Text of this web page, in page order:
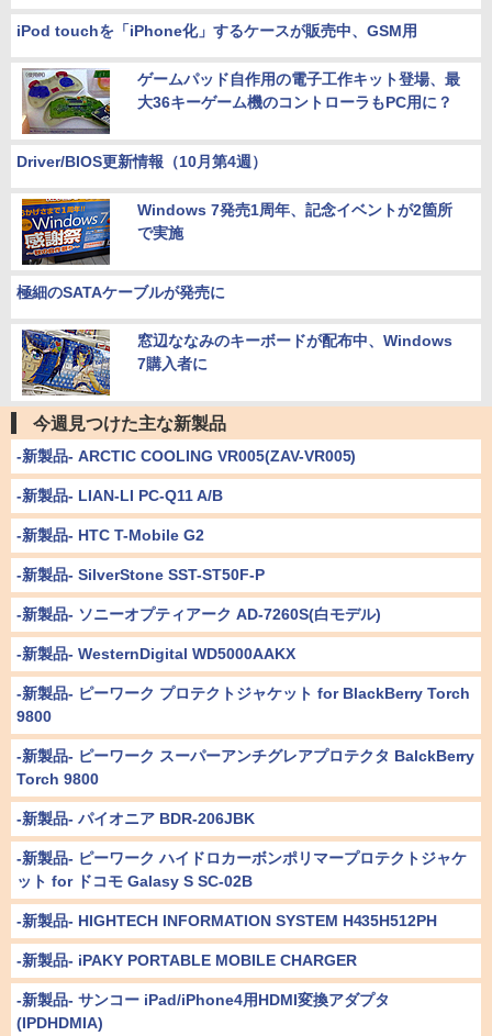
iPod touchを「iPhone化」するケースが販売中、GSM用
ゲームパッド自作用の電子工作キット登場、最
大36キーゲーム機のコントローラもPC用に？
Driver/BIOS更新情報（10月第4週）
Windows 7発売1周年、記念イベントが2箇所
で実施
極細のSATAケーブルが発売に
窓辺ななみのキーボードが配布中、Windows
7購入者に
今週見つけた主な新製品
-新製品- ARCTIC COOLING VR005(ZAV-VR005)
-新製品- LIAN-LI PC-Q11 A/B
-新製品- HTC T-Mobile G2
-新製品- SilverStone SST-ST50F-P
-新製品- ソニーオプティアーク AD-7260S(白モデル)
-新製品- WesternDigital WD5000AAKX
-新製品- ピーワーク プロテクトジャケット for BlackBerry Torch
9800
-新製品- ピーワーク スーパーアンチグレアプロテクタ BalckBerry
Torch 9800
-新製品- パイオニア BDR-206JBK
-新製品- ピーワーク ハイドロカーボンポリマープロテクトジャケ
ット for ドコモ Galasy S SC-02B
-新製品- HIGHTECH INFORMATION SYSTEM H435H512PH
-新製品- iPAKY PORTABLE MOBILE CHARGER
-新製品- サンコー iPad/iPhone4用HDMI変換アダプタ
(IPDHDMIA)